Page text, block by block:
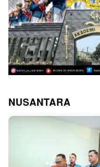
NUSANTARA